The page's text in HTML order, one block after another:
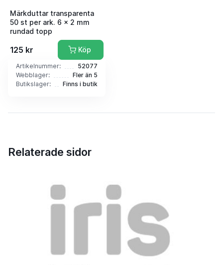
Märkduttar transparenta
50 st per ark. 6 x 2 mm
rundad topp
125 kr Köp
Artikelnummer:
52077
Webblager:
Fler än 5
Butikslager:
Finns i butik
Relaterade sidor